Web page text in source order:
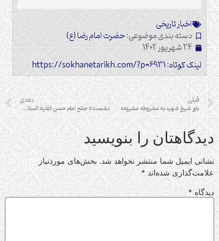
اخبار تاریخی
دسته بندی موضوعی:حضرت امام رضا (ع)
24 شهریور 1402
لینک کوتاه: https://sokhanetarikh.com/?p=6931
قبلی
باور شیخ شهید به مشروطه مشروعه
بعدی
نشست « صلح امام حسن (علیه السلام) تدبیری در شکل‌گیری تمدن اسلامی»
دیدگاهتان را بنویسید
نشانی ایمیل شما منتشر نخواهد شد. بخش‌های موردنیاز
علامت‌گذاری شده‌اند*
دیدگاه *